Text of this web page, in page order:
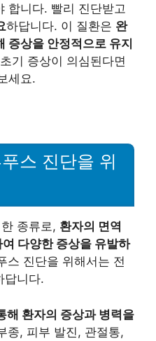
합니다. 빨리 진단받고
하답니다. 이 질환은 완
증상을 안정적으로 유지
기 증상이 의심된다면
세요.
스 진단을 위
종류로, 환자의 면역
다양한 증상을 유발하
스 진단을 위해서는 전
답니다.
해 환자의 증상과 병력을
종, 피부 발진, 관절통,